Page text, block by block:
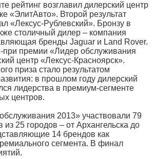
рейтинг возглавил дилерский центр
«ЭлитАвто». Второй результат
«Лексус-Рублевский». Бронзу в
столичный дилер – компания
бренды Jaguar и Land Rover.
при премии «Лидер обслуживания
центр «Лексус-Красноярск».
приза стало результатом
в прошлом году дилерский
лидерства в премиум-сегменте
центров.
2013» участвовали 79
из 25 городов – от Архангельска до
14 брендов как
сегмента. В финал